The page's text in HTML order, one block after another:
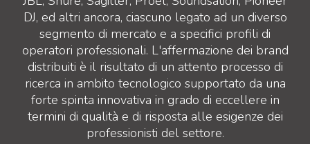
DJ, ed altri ancora, ciascuno legato ad un diverso
segmento di mercato e a specifici profili di
operatori professionali. L'affermazione dei brand
distribuiti è il risultato di un attento processo di
ricerca in ambito tecnologico supportato da una
forte spinta innovativa in grado di eccellere in
termini di qualità e di risposta alle esigenze dei
professionisti del settore.